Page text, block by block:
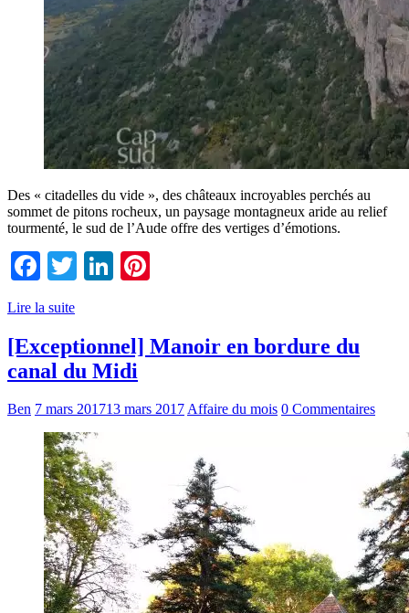
Des « citadelles du vide », des châteaux incroyables perchés au
sommet de pitons rocheux, un paysage montagneux aride au relief
tourmenté, le sud de l’Aude offre des vertiges d’émotions.
Facebook
TwitterLinkedIn
Lire la suite
[Exceptionnel] Manoir en bordure du
canal du Midi
Ben 7 mars 201713 mars 2017Affaire du mois 0 Commentaires